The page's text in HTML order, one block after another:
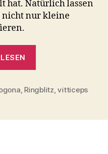
hat. Natürlich lassen
nicht nur kleine
Ringblitz“
, Ringblitz,vitticeps